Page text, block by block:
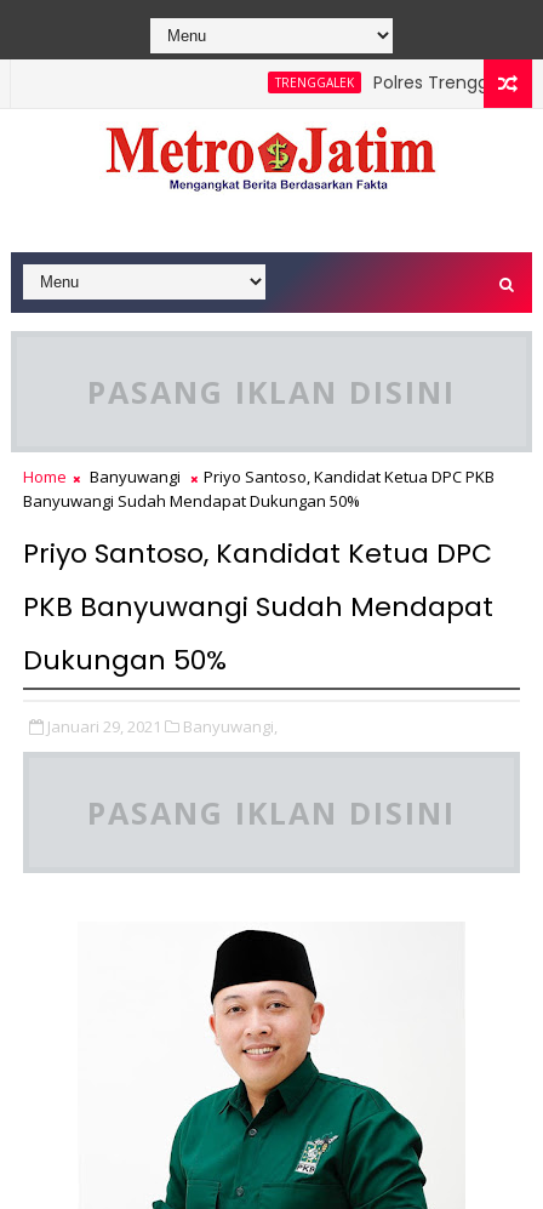
TRENGGALEK
Polres Trenggalek
Sawe Berhasil Dipadamkan, Masyarakat Diimbau Hentikan
PASANG IKLAN DISINI
Home Banyuwangi
Priyo Santoso, Kandidat Ketua DPC PKB
Banyuwangi Sudah Mendapat Dukungan 50%
Priyo Santoso, Kandidat Ketua DPC
PKB Banyuwangi Sudah Mendapat
Dukungan 50%
Januari 29, 2021 Banyuwangi,
PASANG IKLAN DISINI